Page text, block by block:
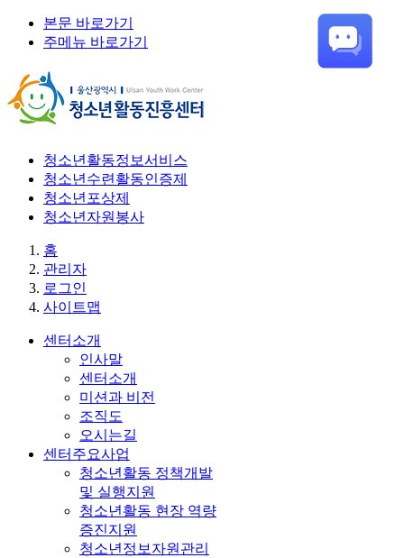
본문 바로가기
주메뉴 바로가기
청소년활동정보서비스
청소년수련활동인증제
청소년포상제
청소년자원봉사
홈
관리자
로그인
사이트맵
센터소개
인사말
센터소개
미션과 비전
조직도
오시는길
센터주요사업
청소년활동 정책개발
및 실행지원
청소년활동 현장 역량
증진지원
청소년정보자원관리